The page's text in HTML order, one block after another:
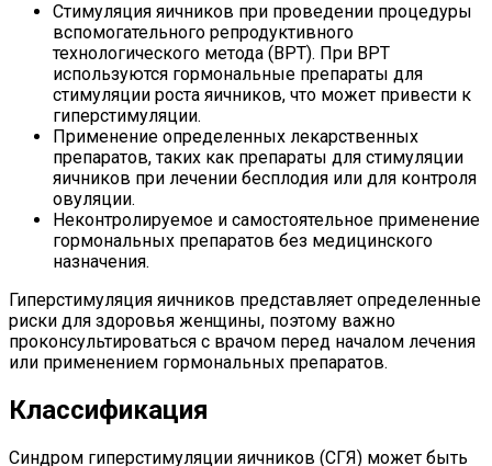
Стимуляция яичников при проведении процедуры
вспомогательного репродуктивного
технологического метода (ВРТ). При ВРТ
используются гормональные препараты для
стимуляции роста яичников, что может привести к
гиперстимуляции.
Применение определенных лекарственных
препаратов, таких как препараты для стимуляции
яичников при лечении бесплодия или для контроля
овуляции.
Неконтролируемое и самостоятельное применение
гормональных препаратов без медицинского
назначения.
Гиперстимуляция яичников представляет определенные
риски для здоровья женщины, поэтому важно
проконсультироваться с врачом перед началом лечения
или применением гормональных препаратов.
Классификация
Синдром гиперстимуляции яичников (СГЯ) может быть